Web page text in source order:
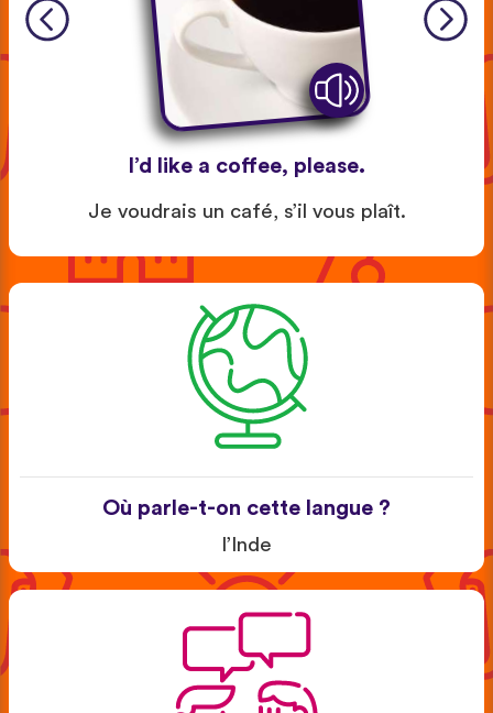
I’d like a coffee, please.
Je voudrais un café, s’il vous plaît.
Où parle-t-on cette langue ?
l’Inde